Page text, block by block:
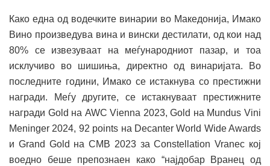
Како една од водечките винарии во Македонија, Имако
Вино произведува вина и вински дестилати, од кои над
80% се извезуваат на меѓународниот пазар, и тоа
исклучиво во шишиња, директно од винаријата. Во
последните години, Имако се истакнува со престижни
награди. Меѓу другите, се истакнуваат престижните
награди Gold на AWC Vienna 2023, Gold на Mundus Vini
Meninger 2024, 92 points на Decanter World Wide Awards
и Grand Gold на CMB 2023 за Constellation Vranec кој
воедно беше препознаен како “најдобар Вранец од